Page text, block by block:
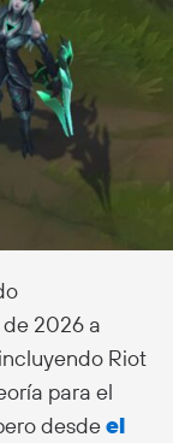
2026 a
Riot
para el
desdeel